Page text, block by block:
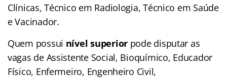
Clínicas, Técnico em Radiologia, Técnico em Saúde
e Vacinador.
Quem possui nível superior pode disputar as
vagas de Assistente Social, Bioquímico, Educador
Físico, Enfermeiro, Engenheiro Civil,